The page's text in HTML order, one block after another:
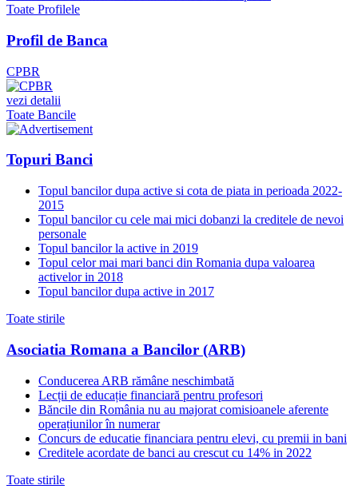
Toate Profilele
Profil de Banca
CPBR
vezi detalii
Toate Bancile
Topuri Banci
Topul bancilor dupa active si cota de piata in perioada 2022-
2015
Topul bancilor cu cele mai mici dobanzi la creditele de nevoi
personale
Topul bancilor la active in 2019
Topul celor mai mari banci din Romania dupa valoarea
activelor in 2018
Topul bancilor dupa active in 2017
Toate stirile
Asociatia Romana a Bancilor (ARB)
Conducerea ARB rămâne neschimbată
Lecții de educație financiară pentru profesori
Băncile din România nu au majorat comisioanele aferente
operațiunilor în numerar
Concurs de educatie financiara pentru elevi, cu premii in bani
Creditele acordate de banci au crescut cu 14% in 2022
Toate stirile